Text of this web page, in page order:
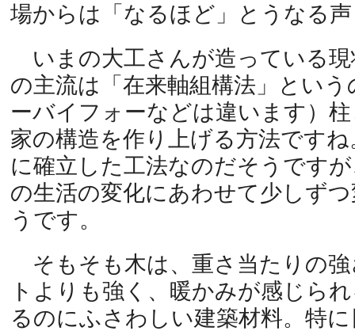
場からは「なるほど」とうなる
いまの大工さんが造っている現
の主流は「在来軸組構法」とい
ーバイフォーなどは違います）
家の構造を作り上げる方法です
に確立した工法なのだそうです
の生活の変化にあわせて少しず
うです。
そもそも木は、重さ当たりの
トよりも強く、暖かみが感じら
るのにふさわしい建築材料。特